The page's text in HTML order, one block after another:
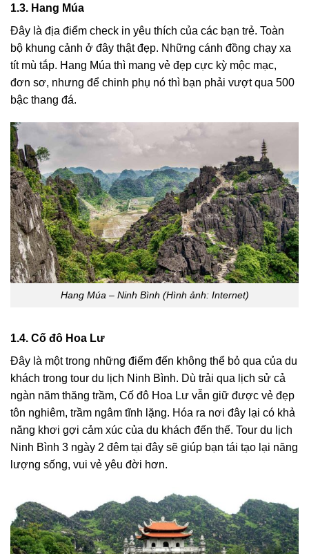
1.3. Hang Múa
Đây là địa điểm check in yêu thích của các bạn trẻ. Toàn
bộ khung cảnh ở đây thật đẹp. Những cánh đồng chạy xa
tít mù tắp. Hang Múa thì mang vẻ đẹp cực kỳ mộc mạc,
đơn sơ, nhưng để chinh phụ nó thì bạn phải vượt qua 500
bậc thang đá.
Hang Múa – Ninh Bình (Hình ảnh: Internet)
1.4. Cố đô Hoa Lư
Đây là một trong những điểm đến không thể bỏ qua của du
khách trong tour du lịch Ninh Bình. Dù trải qua lịch sử cả
ngàn năm thăng trầm, Cố đô Hoa Lư vẫn giữ được vẻ đẹp
tôn nghiêm, trầm ngâm tĩnh lặng. Hóa ra nơi đây lại có khả
năng khơi gợi cảm xúc của du khách đến thế. Tour du lịch
Ninh Bình 3 ngày 2 đêm tại đây sẽ giúp bạn tái tạo lại năng
lượng sống, vui vẻ yêu đời hơn.